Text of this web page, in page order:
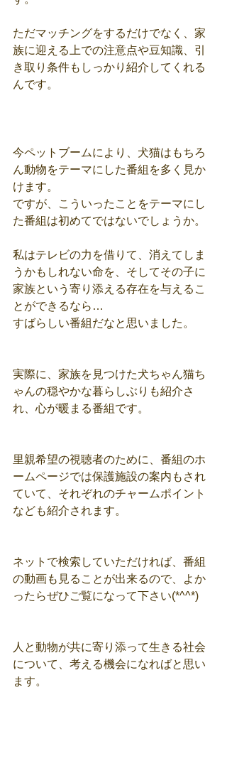
ただマッチングをするだけでなく、家
族に迎える上での注意点や豆知識、引
き取り条件もしっかり紹介してくれる
んです。
今ペットブームにより、犬猫はもちろ
ん動物をテーマにした番組を多く見か
けます。
ですが、こういったことをテーマにし
た番組は初めてではないでしょうか。
私はテレビの力を借りて、消えてしま
うかもしれない命を、そしてその子に
家族という寄り添える存在を与えるこ
とができるなら…
すばらしい番組だなと思いました。
実際に、家族を見つけた犬ちゃん猫ち
ゃんの穏やかな暮らしぶりも紹介さ
れ、心が暖まる番組です。
里親希望の視聴者のために、番組のホ
ームページでは保護施設の案内もされ
ていて、それぞれのチャームポイント
なども紹介されます。
ネットで検索していただければ、番組
の動画も見ることが出来るので、よか
ったらぜひご覧になって下さい(*^^*)
人と動物が共に寄り添って生きる社会
について、考える機会になればと思い
ます。